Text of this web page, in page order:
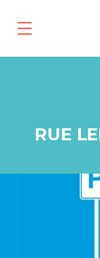
Ouvrir
RUE